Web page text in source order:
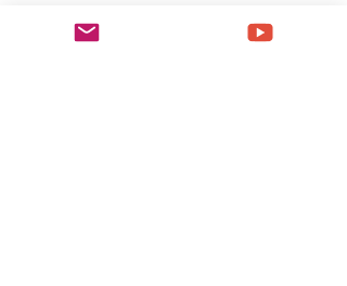
Templo dedicado ao deus